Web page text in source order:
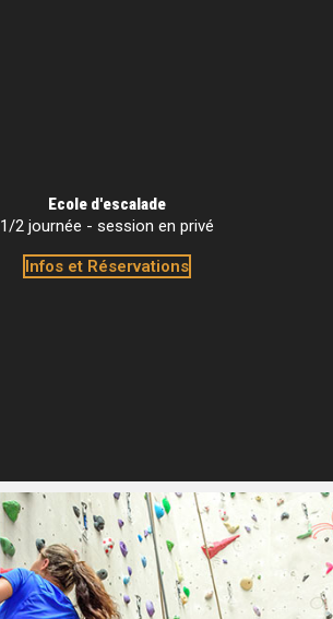
Ecole d'escalade
1/2 journée - session en privé
Infos et Réservations